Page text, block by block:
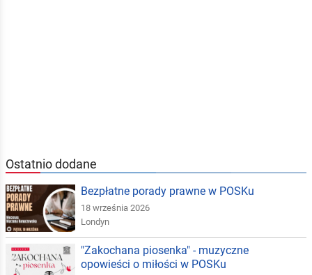
Ostatnio dodane
Bezpłatne porady prawne w POSKu
18 września 2026
Londyn
"Zakochana piosenka" - muzyczne
opowieści o miłości w POSKu